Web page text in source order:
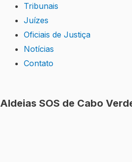
Tribunais
Juízes
Oficiais de Justiça
Notícias
Contato
Aldeias SOS de Cabo